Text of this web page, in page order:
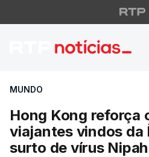
Hong Kong
MUNDO
Hong Kong reforça
viajantes vindos da
surto de vírus Nipah